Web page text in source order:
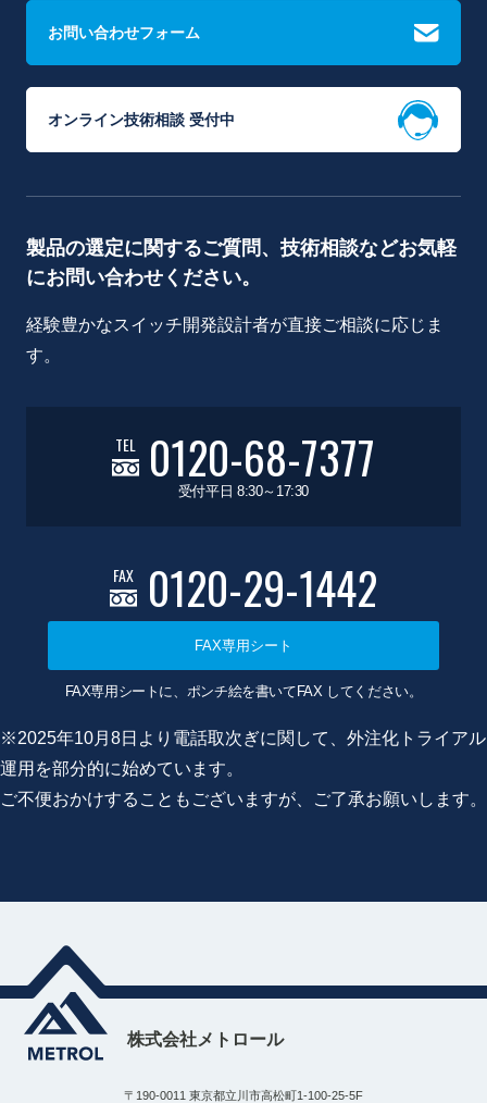
お問い合わせフォーム
オンライン技術相談 受付中
製品の選定に関するご質問、技術相談などお気軽
にお問い合わせください。
経験豊かなスイッチ開発設計者が直接ご相談に応じま
す。
TEL 0120-68-7377
受付平日 8:30～17:30
FAX 0120-29-1442
FAX専用シート
FAX専用シートに、ポンチ絵を書いてFAX してください。
※2025年10月8日より電話取次ぎに関して、外注化トライアル
運用を部分的に始めています。
ご不便おかけすることもございますが、ご了承お願いします。
株式会社メトロール
〒190-0011 東京都立川市高松町1-100-25-5F